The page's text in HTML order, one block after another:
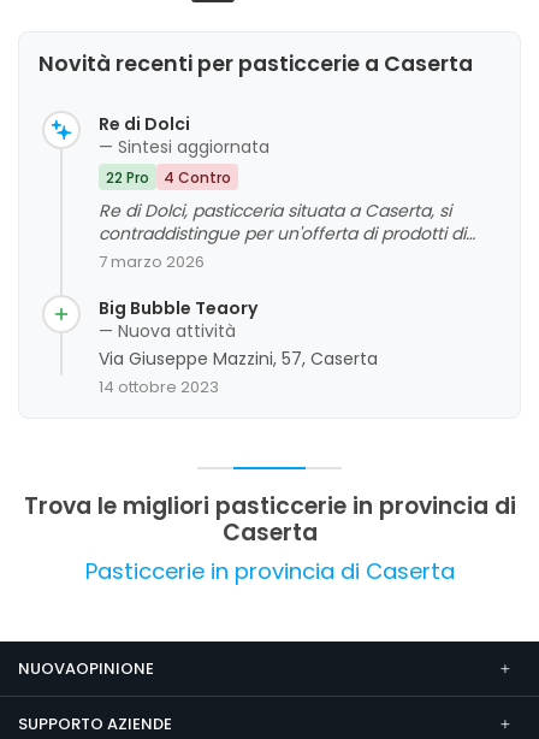
Novità recenti per pasticcerie a Caserta
Re di Dolci
— Sintesi aggiornata
22 Pro 4 Contro
Re di Dolci, pasticceria situata a Caserta, si
contraddistingue per un'offerta di prodotti di
alta qualità, con un'ampia varietà tra classici e
e professionale. La clientela apprezza
particolarmente la freschezza dei dolci, la cura
nei dettagli e l'ambiente accogliente, che
favoriscono un'esperienza piacevole sia per la
colazione che per l'aperitivo. Non mancano
valutazione complessiva molto positiva.
7 marzo 2026
Big Bubble Teaory
— Nuova attività
Via Giuseppe Mazzini, 57, Caserta
14 ottobre 2023
Trova le migliori pasticcerie in provincia di
Caserta
Pasticcerie in provincia di Caserta
NUOVAOPINIONE
SUPPORTO AZIENDE